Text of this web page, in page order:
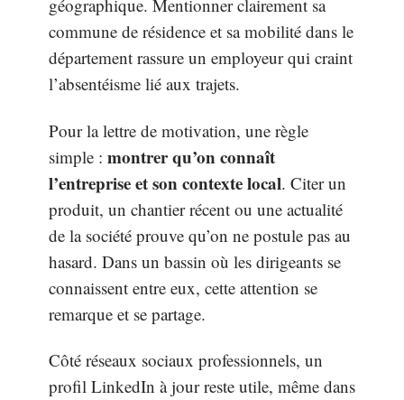
géographique. Mentionner clairement sa
commune de résidence et sa mobilité dans le
département rassure un employeur qui craint
l’absentéisme lié aux trajets.
Pour la lettre de motivation, une règle
simple : montrer qu’on connaît
l’entreprise et son contexte local. Citer un
produit, un chantier récent ou une actualité
de la société prouve qu’on ne postule pas au
hasard. Dans un bassin où les dirigeants se
connaissent entre eux, cette attention se
remarque et se partage.
Côté réseaux sociaux professionnels, un
profil LinkedIn à jour reste utile, même dans